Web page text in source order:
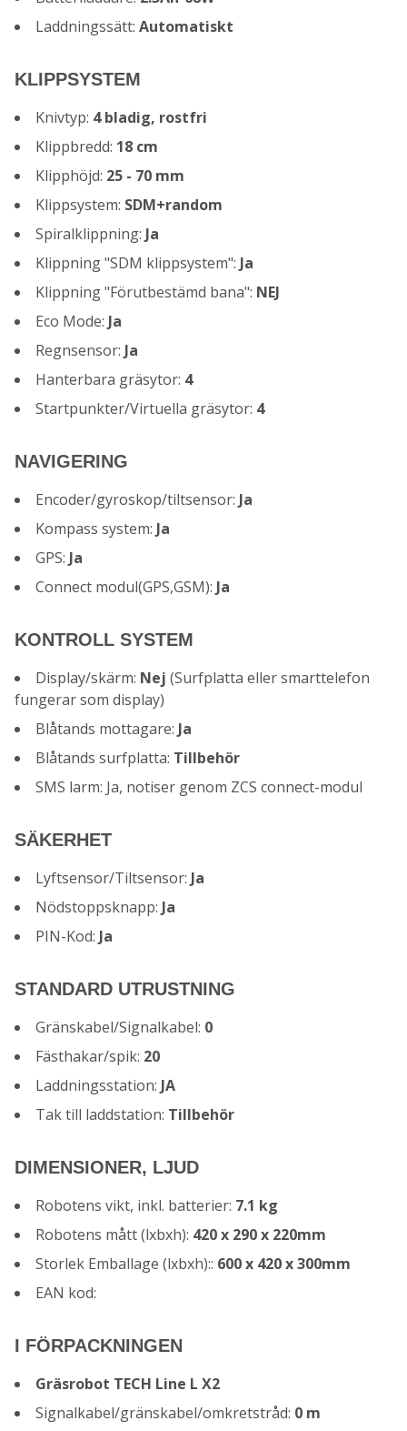
Laddningssätt: Automatiskt
KLIPPSYSTEM
Knivtyp: 4 bladig, rostfri
Klippbredd: 18 cm
Klipphöjd: 25 - 70 mm
Klippsystem: SDM+random
Spiralklippning: Ja
Klippning "SDM klippsystem": Ja
Klippning "Förutbestämd bana": NEJ
Eco Mode: Ja
Regnsensor: Ja
Hanterbara gräsytor: 4
Startpunkter/Virtuella gräsytor: 4
NAVIGERING
Encoder/gyroskop/tiltsensor: Ja
Kompass system: Ja
GPS: Ja
Connect modul(GPS,GSM): Ja
KONTROLL SYSTEM
Display/skärm: Nej (Surfplatta eller smarttelefon
fungerar som display)
Blåtands mottagare: Ja
Blåtands surfplatta: Tillbehör
SMS larm: Ja, notiser genom ZCS connect-modul
SÄKERHET
Lyftsensor/Tiltsensor: Ja
Nödstoppsknapp: Ja
PIN-Kod: Ja
STANDARD UTRUSTNING
Gränskabel/Signalkabel: 0
Fästhakar/spik: 20
Laddningsstation: JA
Tak till laddstation: Tillbehör
DIMENSIONER, LJUD
Robotens vikt, inkl. batterier: 7.1 kg
Robotens mått (lxbxh): 420 x 290 x 220mm
Storlek Emballage (lxbxh):: 600 x 420 x 300mm
EAN kod:
I FÖRPACKNINGEN
Gräsrobot TECH Line L X2
Signalkabel/gränskabel/omkretstråd: 0 m